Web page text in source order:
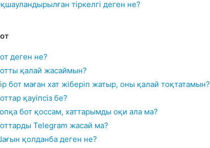
тіркелгі деген не?
деген не?
қалай жасаймын?
бот маған хат жіберіп жатыр, оны қалай тоқтатамын?
қауіпсіз бе?
бот қоссам, хаттарымды оқи ала ма?
Telegram жасай ма?
қолданба деген не?